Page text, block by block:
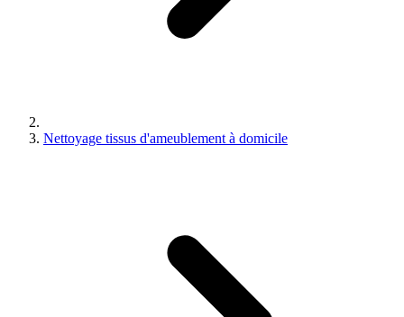
Nettoyage tissus d'ameublement à domicile